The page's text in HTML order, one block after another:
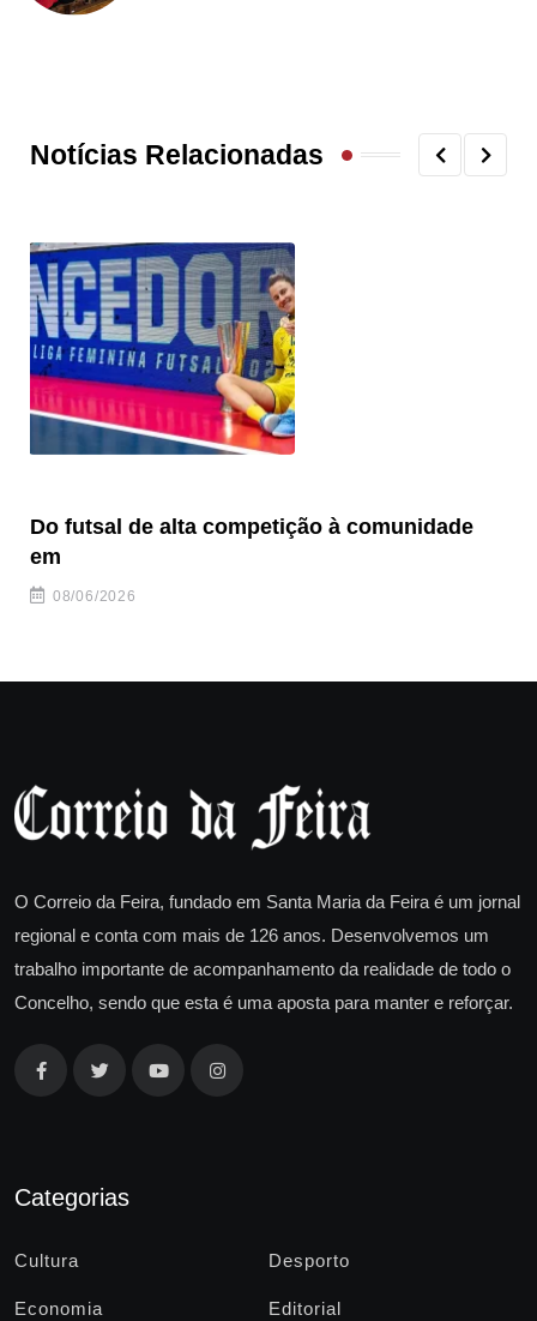
Notícias Relacionadas
Do futsal de alta competição à comunidade
em
08/06/2026
O Correio da Feira, fundado em Santa Maria da Feira é um jornal
regional e conta com mais de 126 anos. Desenvolvemos um
trabalho importante de acompanhamento da realidade de todo o
Concelho, sendo que esta é uma aposta para manter e reforçar.
Categorias
Cultura Desporto
Economia Editorial